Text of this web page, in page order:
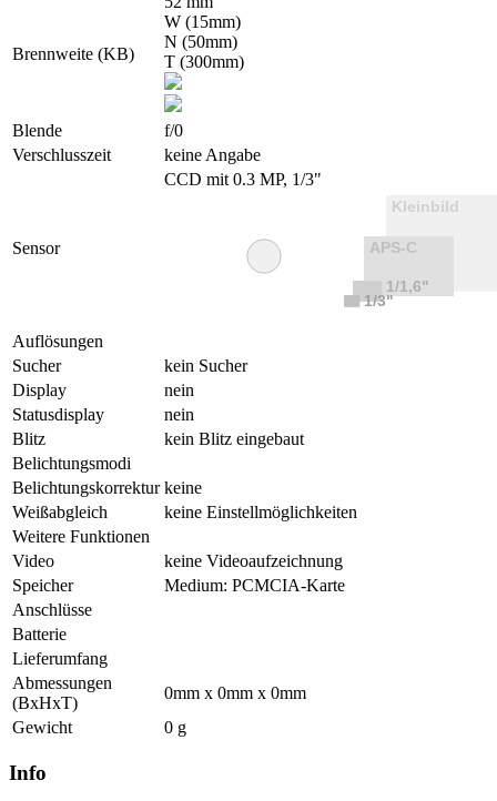
Brennweite (KB)
W (15mm)
N (50mm)
T (300mm)
Blende
f/0
Verschlusszeit
keine Angabe
Sensor
CCD mit 0.3 MP, 1/3"
Auflösungen
Sucher
kein Sucher
Display
nein
Statusdisplay
nein
Blitz
kein Blitz eingebaut
Belichtungsmodi
Belichtungskorrektur keine
Weißabgleich
keine Einstellmöglichkeiten
Weitere Funktionen
Video
keine Videoaufzeichnung
Speicher
Medium: PCMCIA-Karte
Anschlüsse
Batterie
Lieferumfang
Abmessungen
(BxHxT)
0mm x 0mm x 0mm
Gewicht
0 g
Info